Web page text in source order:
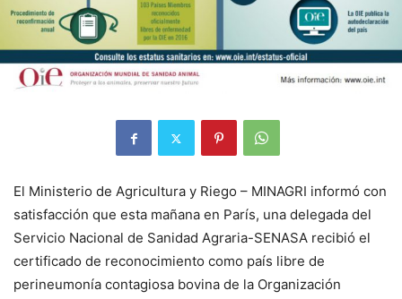
El Ministerio de Agricultura y Riego – MINAGRI informó con
satisfacción que esta mañana en París, una delegada del
Servicio Nacional de Sanidad Agraria-SENASA recibió el
certificado de reconocimiento como país libre de
perineumonía contagiosa bovina de la Organización